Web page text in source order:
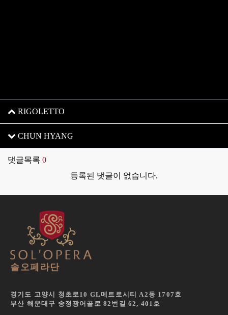
RIGOLETTO
CHUN HYANG
댓글목록 0
등록된 댓글이 없습니다.
솔오페라단
경기도 고양시 청초로10 GL메트로시티 A2동 1707호
부산 해운대구 송정광어골로 82번길 62, 401호